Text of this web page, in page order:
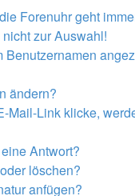
Forenuhr geht
zur Auswahl!
ändern?
Mail-Link klicke,
Antwort?
löschen?
anfügen?